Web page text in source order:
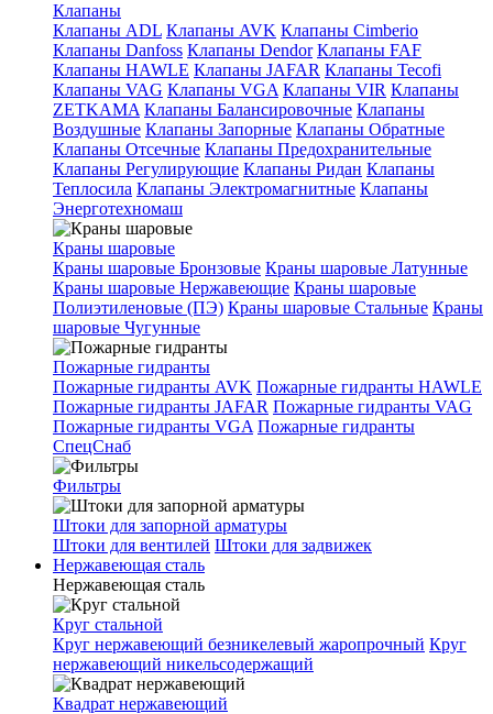
Клапаны
Клапаны ADL Клапаны AVK Клапаны Cimberio
Клапаны Danfoss Клапаны Dendor Клапаны FAF
Клапаны HAWLE Клапаны JAFAR Клапаны Tecofi
Клапаны VAG Клапаны VGA Клапаны VIR Клапаны
ZETKAMA Клапаны Балансировочные Клапаны
Воздушные Клапаны Запорные Клапаны Обратные
Клапаны Отсечные Клапаны Предохранительные
Клапаны Регулирующие Клапаны Ридан Клапаны
Теплосила Клапаны Электромагнитные Клапаны
Энерготехномаш
Краны шаровые
Краны шаровые Бронзовые Краны шаровые Латунные
Краны шаровые Нержавеющие Краны шаровые
Полиэтиленовые (ПЭ) Краны шаровые Стальные Краны
шаровые Чугунные
Пожарные гидранты
Пожарные гидранты AVK Пожарные гидранты HAWLE
Пожарные гидранты JAFAR Пожарные гидранты VAG
Пожарные гидранты VGA Пожарные гидранты
СпецСнаб
Фильтры
Штоки для запорной арматуры
Штоки для вентилей Штоки для задвижек
Нержавеющая сталь
Нержавеющая сталь
Круг стальной
Круг нержавеющий безникелевый жаропрочный Круг
нержавеющий никельсодержащий
Квадрат нержавеющий